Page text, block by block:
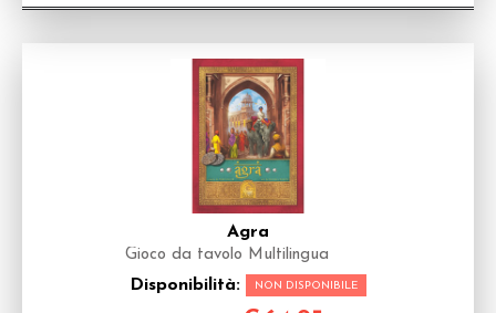
Agra
Gioco da tavolo Multilingua
Disponibilità: NON DISPONIBILE